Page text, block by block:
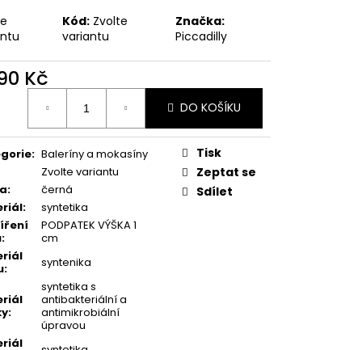
Kód: Zvolte
variantu
Značka:
Piccadilly
Kč
DO KOŠÍKU
: Baleríny a mokasíny
Zvolte variantu
:
černá
:
syntetika
:
PODPATEK VÝŠKA 1
cm
: syntenika
:
syntetika s
antibakteriální a
antimikrobiální
úpravou
Tisk
Zeptat se
Sdílet